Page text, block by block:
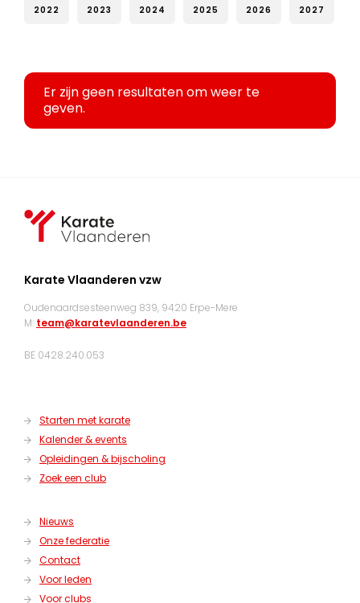
2022 2023 2024 2025 2026 2027
Er zijn geen resultaten om weer te
geven.
Karate Vlaanderen vzw
Oudenaardsesteenweg 839, 9420 Erpe-Mere
M: team@karatevlaanderen.be
BE 0428.240.053
Starten met karate
Kalender & events
Opleidingen & bijscholing
Zoek een club
Nieuws
Onze federatie
Contact
Voor leden
Voor clubs